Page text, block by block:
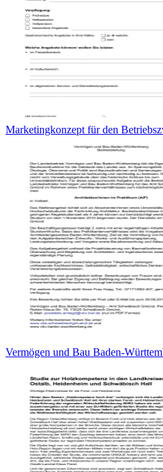
Marketingkonzept für den
Vermögen und Bau Baden-